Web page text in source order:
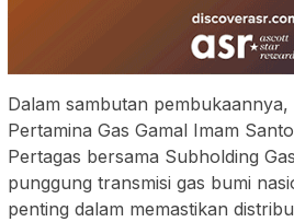
Dalam sambutan
Pertamina Gas Gamal Imam
Pertagas bersama Subholding
punggung transmisi gas bumi
penting dalam memastikan